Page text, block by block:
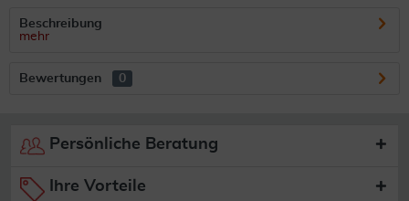
Beschreibung
mehr
Bewertungen 0
Persönliche Beratung
Ihre Vorteile